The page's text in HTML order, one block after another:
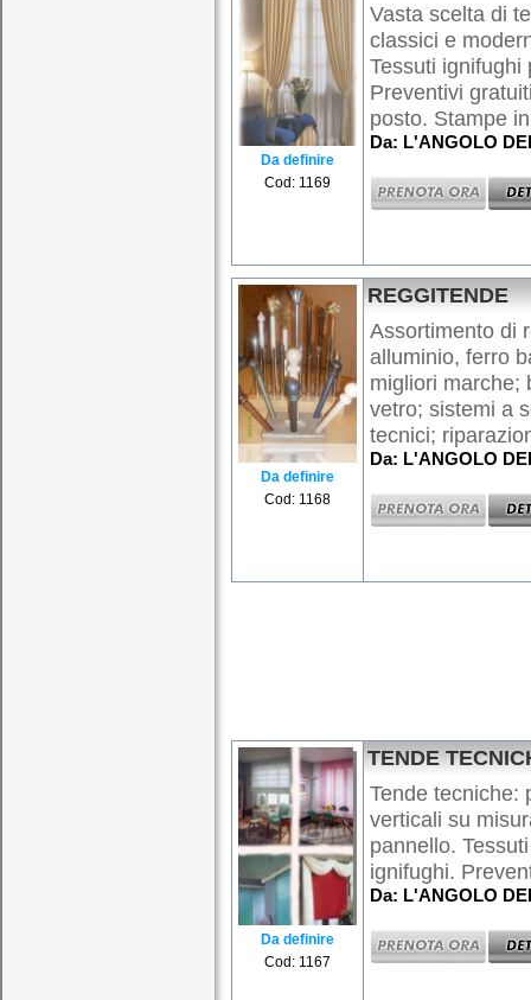
Da definire
Cod: 1169
Vasta scelta di
classici e
Tessuti ignifughi
Preventivi
posto. Stampe
Da: L'ANGOLO
Da definire
Cod: 1168
REGGITENDE
Assortimento di
alluminio, ferro
migliori marche;
vetro; sistemi a
tecnici;
Da: L'ANGOLO
Da definire
Cod: 1167
TENDE
Tende tecniche:
verticali su
pannello.
ignifughi.
Da: L'ANGOLO